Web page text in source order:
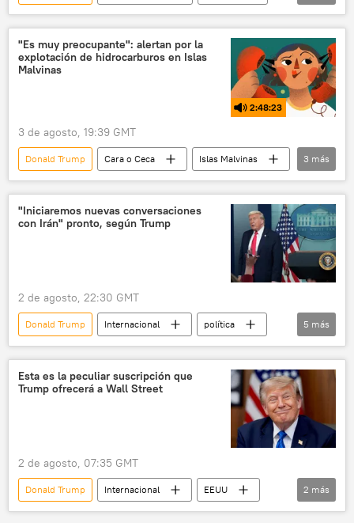
seguridad
Pedro Sánchez
Ucrania
Marruecos
Unión Europea (UE)
Kremlin
"Es muy preocupante": alertan por la
explotación de hidrocarburos en Islas
Malvinas
2:48:23
3 de agosto, 19:39 GMT
Donald Trump Cara o Ceca
Islas Malvinas
Argentina
Hamás
Benjamín Netanyahu
3 más
"Iniciaremos nuevas conversaciones
con Irán" pronto, según Trump
2 de agosto, 22:30 GMT
Donald Trump Internacional
política
Irán
EEUU
Teherán
📰 Escalada entre EEUU, Israel e Irán
Estrecho de Ormuz
5 más
Esta es la peculiar suscripción que
Trump ofrecerá a Wall Street
2 de agosto, 07:35 GMT
Donald Trump Internacional
EEUU
📈 Mercados y finanzas
Truth Social
2 más